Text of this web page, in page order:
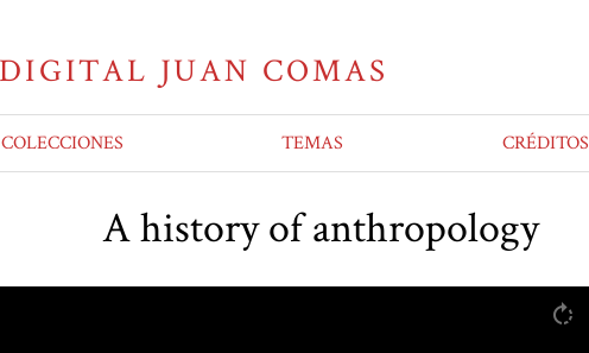
COLECCIONES TEMAS CRÉDITOS
A history of anthropology